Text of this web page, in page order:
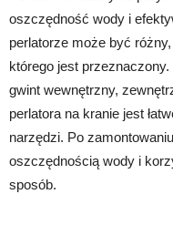
oszczędność wody i
perlatorze może być
którego jest
gwint wewnętrzny,
perlatora na kranie jest
narzędzi. Po
oszczędnością wody i
sposób.